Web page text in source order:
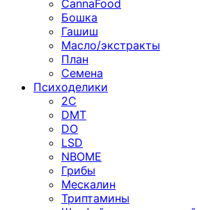
CannaFood
Бошка
Гашиш
Масло/экстракты
План
Семена
Психоделики
2C
DMT
DO
LSD
NBOME
Грибы
Мескалин
Триптамины